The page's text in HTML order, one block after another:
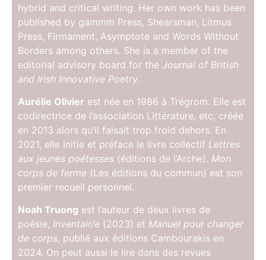
hybrid and critical writing. Her own work has been
published by gammm Press, Shearsman, Litmus
Press, Firmament, Asymptote and Words Without
Borders among others. She is a member of the
editorial advisory board for the Journal of British
and Irish Innovative Poetry.
Aurélie Olivier est née en 1986 à Trégrom. Elle est
codirectrice de l’association Littérature, etc, créée
en 2013 alors qu’il faisait trop froid dehors. En
2021, elle initie et préface le livre collectif Lettres
aux jeunes poétesses (éditions de l’Arche). Mon
corps de ferme (Les éditions du commun) est son
premier recueil personnel.
Noah Truong est l’auteur de deux livres de
poésie, Inventair/e (2023) et Manuel pour changer
de corps, publié aux éditions Cambourakis en
2024. On peut aussi le lire dans des revues